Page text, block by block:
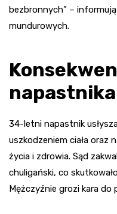
bezbronnych” –
mundurowych.
napastnika
34-letni napastnik
uszkodzeniem ciała oraz
życia i zdrowia. Sąd
chuligański, co
Mężczyźnie grozi kara do